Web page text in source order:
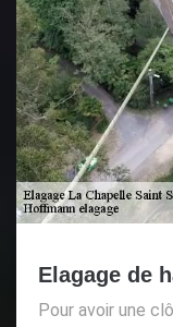
Elagage de
Pour avoir une